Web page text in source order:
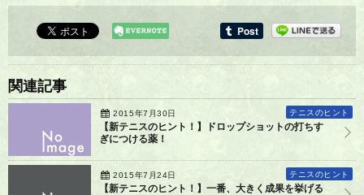
関連記事
2015年7月30日 テニスのヒント
【新テニスのヒント！】ドロップショットの打ちす
ぎにつける薬！
2015年7月24日 テニスのヒント
【新テニスのヒント！】一番、大きく成果を挙げる